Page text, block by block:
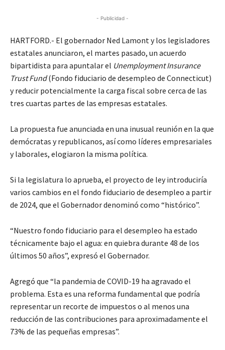
- Publicidad -
HARTFORD.- El gobernador Ned Lamont y los legisladores
estatales anunciaron, el martes pasado, un acuerdo
bipartidista para apuntalar el Unemployment Insurance
Trust Fund(Fondo fiduciario de desempleo de Connecticut)
y reducir potencialmente la carga fiscal sobre cerca de las
tres cuartas partes de las empresas estatales.
La propuesta fue anunciada en una inusual reunión en la que
demócratas y republicanos, así como líderes empresariales
y laborales, elogiaron la misma política.
Si la legislatura lo aprueba, el proyecto de ley introduciría
varios cambios en el fondo fiduciario de desempleo a partir
de 2024, que el Gobernador denominó como “histórico”.
“Nuestro fondo fiduciario para el desempleo ha estado
técnicamente bajo el agua: en quiebra durante 48 de los
últimos 50 años”, expresó el Gobernador.
Agregó que “la pandemia de COVID-19 ha agravado el
problema. Esta es una reforma fundamental que podría
representar un recorte de impuestos o al menos una
reducción de las contribuciones para aproximadamente el
73% de las pequeñas empresas”.